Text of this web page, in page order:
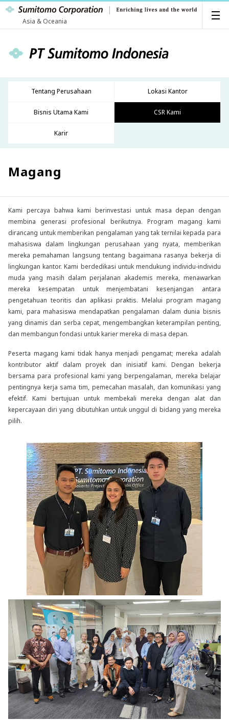
Asia & Oceania
Tentang Perusahaan Lokasi Kantor
Bisnis Utama Kami CSR Kami
Karir
Magang
Kami percaya bahwa kami berinvestasi untuk masa depan dengan
membina generasi profesional berikutnya. Program magang kami
dirancang untuk memberikan pengalaman yang tak ternilai kepada para
mahasiswa dalam lingkungan perusahaan yang nyata, memberikan
mereka pemahaman langsung tentang bagaimana rasanya bekerja di
lingkungan kantor. Kami berdedikasi untuk mendukung individu-individu
muda yang masih dalam perjalanan akademis mereka, menawarkan
mereka kesempatan untuk menjembatani kesenjangan antara
pengetahuan teoritis dan aplikasi praktis. Melalui program magang
kami, para mahasiswa mendapatkan pengalaman dalam dunia bisnis
yang dinamis dan serba cepat, mengembangkan keterampilan penting,
dan membangun fondasi untuk karier mereka di masa depan.
Peserta magang kami tidak hanya menjadi pengamat; mereka adalah
kontributor aktif dalam proyek dan inisiatif kami. Dengan bekerja
bersama para profesional kami yang berpengalaman, mereka belajar
pentingnya kerja sama tim, pemecahan masalah, dan komunikasi yang
efektif. Kami bertujuan untuk membekali mereka dengan alat dan
kepercayaan diri yang dibutuhkan untuk unggul di bidang yang mereka
pilih.